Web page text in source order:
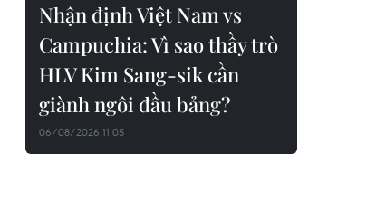
Nhận định Việt Nam vs
Campuchia: Vì sao thầy trò
HLV Kim Sang-sik cần
giành ngôi đầu bảng?
06/08/2026 11:05